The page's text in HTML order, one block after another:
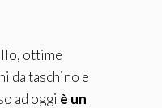
ottime
da taschino e
ad oggi è un